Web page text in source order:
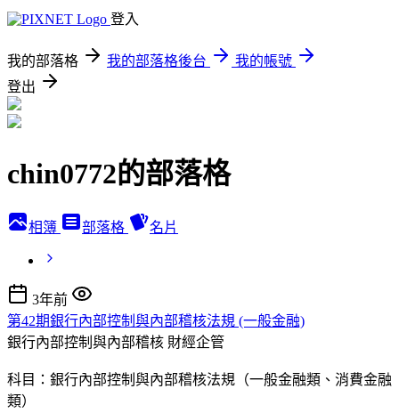
登入
我的部落格 我的部落格後台
我的帳號
登出
chin0772的部落格
相簿 部落格 名片
3年前
第42期銀行內部控制與內部稽核法規 (一般金融)
銀行內部控制與內部稽核 財經企管
科目：銀行內部控制與內部稽核法規（一般金融類、消費金融
類）